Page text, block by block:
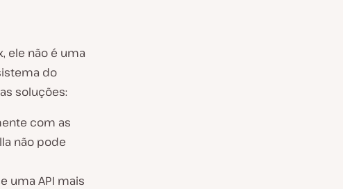
ele não é uma
do
soluções:
com as
não pode
uma API mais